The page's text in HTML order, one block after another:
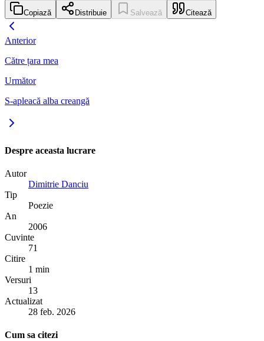
Copiază Distribuie Salvează Citează
Anterior
Către țara mea
Următor
S-apleacă alba creangă
Despre aceasta lucrare
Autor
Dimitrie Danciu
Tip
Poezie
An
2006
Cuvinte
71
Citire
1 min
Versuri
13
Actualizat
28 feb. 2026
Cum sa citezi